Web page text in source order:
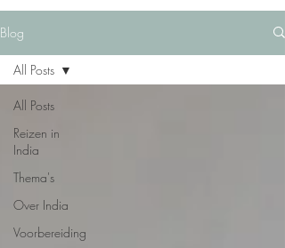
Blog
All Posts
Reizen in
India
Thema's
Over India
Voorbereiding
All Posts